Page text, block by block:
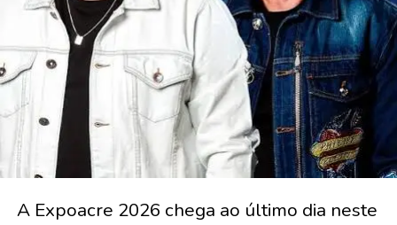
A Expoacre 2026 chega ao último dia neste